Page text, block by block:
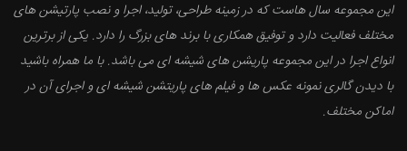
این مجموعه سال هاست که در زمینه طراحی، تولید، اجرا و نصب پارتیشن های
مختلف فعالیت دارد و توفیق همکاری با برند های بزرگ را دارد. یکی از برترین
انواع اجرا در این مجموعه پاریشن های شیشه ای می باشد. با ما همراه باشید
با دیدن گالری نمونه عکس ها و فیلم های پاریتشن شیشه ای و اجرای آن در
اماکن مختلف.